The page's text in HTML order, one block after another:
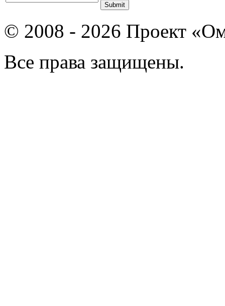
© 2008 - 2026 Проект
Все права защищены.